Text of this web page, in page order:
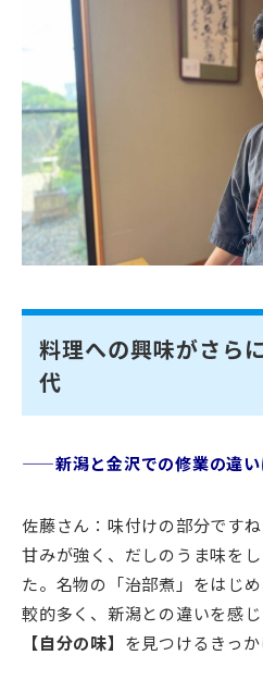
料理への興味がさら
代
——新潟と金沢での修業の違い
佐藤さん：味付けの部分です
甘みが強く、だしのうま味を
た。名物の「治部煮」をはじ
較的多く、新潟との違いを感
【自分の味】 を見つけるきっ